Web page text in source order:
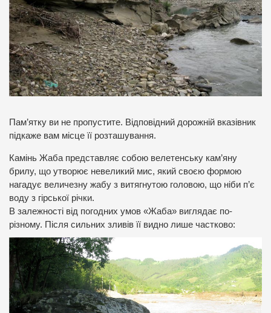
Пам’ятку ви не пропустите. Відповідний дорожній вказівник
підкаже вам місце її розташування.
Камінь Жаба представляє собою велетенську кам’яну
брилу, що утворює невеликий мис, який своєю формою
нагадує величезну жабу з витягнутою головою, що ніби п’є
воду з гірської річки.
В залежності від погодних умов «Жаба» виглядає по-
різному. Після сильних зливів її видно лише частково: